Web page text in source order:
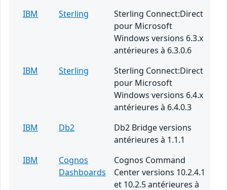
IBM
Sterling
Sterling Connect:Direct
pour Microsoft
Windows versions 6.3.x
antérieures à 6.3.0.6
IBM
Sterling
Sterling Connect:Direct
pour Microsoft
Windows versions 6.4.x
antérieures à 6.4.0.3
IBM
Db2
Db2 Bridge versions
antérieures à 1.1.1
IBM
Cognos
Dashboards
Cognos Command
Center versions 10.2.4.1
et 10.2.5 antérieures à